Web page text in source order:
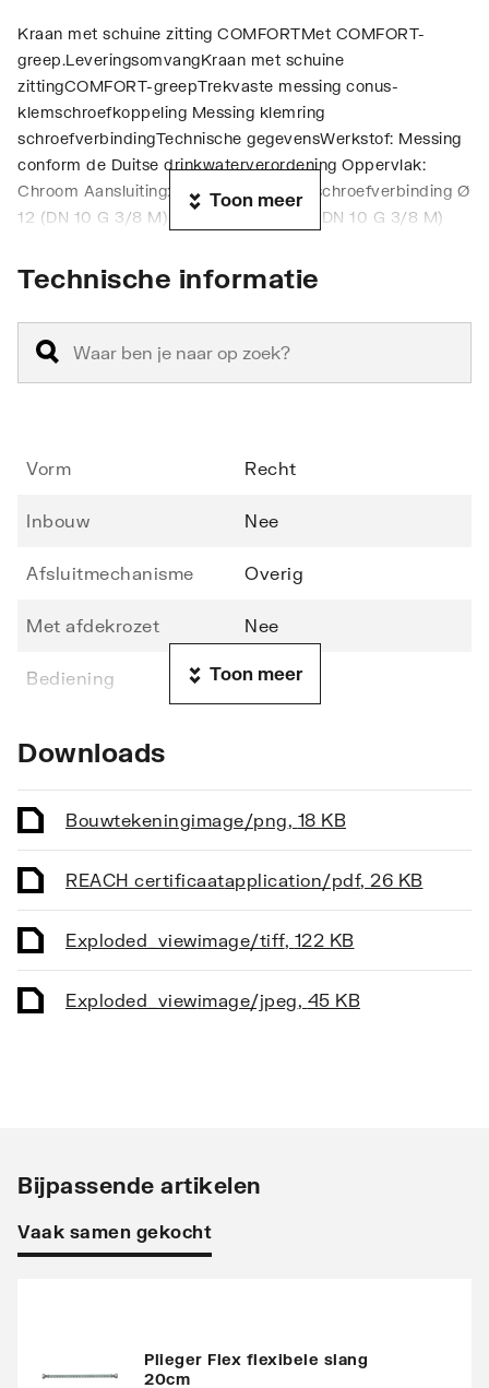
Kraan met schuine zitting COMFORTMet COMFORT-
greep.LeveringsomvangKraan met schuine
zittingCOMFORT-greepTrekvaste messing conus-
klemschroefkoppeling Messing klemring
schroefverbindingTechnische gegevensWerkstof: Messing
conform de Duitse drinkwaterverordening Oppervlak:
Chroom Aansluiting: Messing klemring schroefverbinding Ø
12 (DN 10 G 3/8 M) Uitgang: Ø 10 mm (DN 10 G 3/8 M)
bij 100% debiet Debietsklasse: A
Toon meer
Technische informatie
Vorm Recht
Inbouw Nee
Afsluitmechanisme Overig
Met afdekrozet Nee
Bediening Greep
aanvoer
Maat afgaande
aansluiting
Overig
Materiaal kraan Messing
Toon meer
Downloads
Bouwtekeningimage/png 18 KB
REACH certificaatapplication/pdf, 26 KB
Exploded_viewimage/tiff, 122 KB
Exploded_viewimage/jpeg 45 KB
Bijpassende artikelen
Vaak samen gekocht
Plieger Flex flexibele slang
20cm